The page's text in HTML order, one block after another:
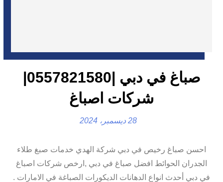
صباغ في دبي |0557821580|
شركات اصباغ
28 ديسمبر، 2024
احسن صباغ رخيص في دبي شركة الهدي خدمات صبغ طلاء
الجدران الحوائط افضل صباغ في دبي ,ارخص شركات اصباغ
في دبي أحدث انواع الدهانات الديكورات الصباغة في الامارات .